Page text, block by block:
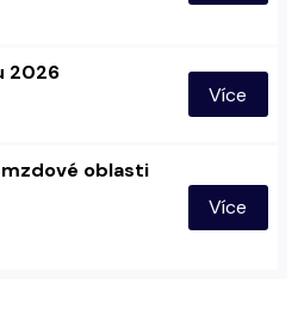
2026
Více
oblasti
Více